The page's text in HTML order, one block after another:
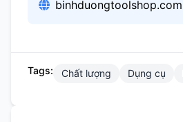
binhduongtoolshop.com
Tags: Chất lượng Dụng cụ